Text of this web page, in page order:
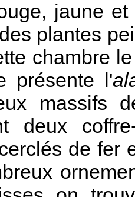
jaune
plantes
chambre
présente l'
massifs
deux
de fer